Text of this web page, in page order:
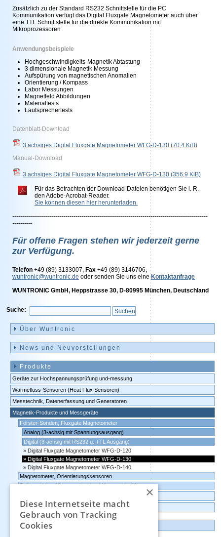
Zusätzlich zu der Standard RS232 Schnittstelle für die PC
Kommunikation verfügt das Digital Fluxgate Magnetometer auch über
eine TTL Schnittstelle für die direkte Kommunikation mit
Mikroprozessoren
Anwendungsbeispiele
Hochgeschwindigkeits-Magnetik Abtastung
3 dimensionale Magnetik Messung
Aufspürung von magnetischen Anomalien
Orientierung / Kompass
Labor Messungen
Magnetfeld Abbildungen
Materialtests
Lautsprechertests
Datenblatt-Download
3 achsiges Digital Fluxgate Magnetometer WFG-D-130 (70,4 KiB)
Manual-Download
3 achsiges Digital Fluxgate Magnetometer WFG-D-130 (356,9 KiB)
Für das Betrachten der Download-Dateien benötigen Sie i. R.
den Adobe-Acrobat-Reader.
Sie können diesen hier herunterladen.
---------------------------------------------------------------------------------------------------
----------
Für offene Fragen stehen wir jederzeit gerne
zur Verfügung.
Telefon +49 (89) 3133007, Fax +49 (89) 3146706,
wuntronic@wuntronic.de oder senden Sie uns eine Kontaktanfrage
WUNTRONIC GmbH, Heppstrasse 30, D-80995 München, Deutschland
Suche:
überspringen
Über Wuntronic
News und Neuvorstellungen
Produkte
Geräte zur Hochspannungsprüfung und-messung
Wärmefluss-Sensoren (Heat Flux Sensoren)
Messtechnik, Datenerfassung und Generatoren
Magnetik-Produkte und Messgeräte
Förster-Sonden, Fluxgate Magnetometer
Analog (3-achsig mit Spannungsausgang)
Digital (3-achsig mit RS232 u. TTL Ausgang)
Digital Fluxgate Magnetometer WFG-D-120
Digital Fluxgate Magnetometer WFG-D-130
Digital Fluxgate Magnetometer WFG-D-140
Magnetometer, Orientierungssensoren
Elektronischer Magnetpolsucher / Magnetpolprüfer
Datenlogger, Datenrekorder, Messwandler
Günstige Auslauf-und Demogeräte
×
Diese Internetseite macht
Gebrauch von Tracking
Cookies